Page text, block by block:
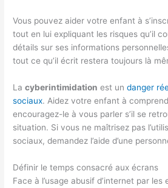
Vous pouvez aider votre enfant à
tout en lui expliquant les risques qu’il
détails sur ses informations
tout ce qu’il écrit restera toujours là
Lacyberintimidation est undanger
sociaux. Aidez votre enfant à
encouragez-le à vous parler s’il se
situation. Si vous ne maîtrisez pas
sociaux, demandez l’aide d’une
Définir le temps consacré aux écrans
Face à l’usage abusif d’internet par